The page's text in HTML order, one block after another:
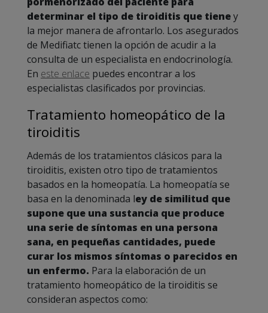
determinar el tipo de tiroiditis que tieney
la mejor manera de afrontarlo. Los asegurados
de Medifiatc tienen la opción de acudir a la
consulta de un especialista en endocrinología.
En este enlace puedes encontrar a los
especialistas clasificados por provincias.
Tratamiento homeopático de la
tiroiditis
Además de los tratamientos clásicos para la
tiroiditis, existen otro tipo de tratamientos
basados en la homeopatía. La homeopatía se
basa en la denominada ley de similitud que
supone que una sustancia que produce
una serie de síntomas en una persona
sana, en pequeñas cantidades, puede
curar los mismos síntomas o parecidos en
un enfermo. Para la elaboración de un
tratamiento homeopático de la tiroiditis se
consideran aspectos como: